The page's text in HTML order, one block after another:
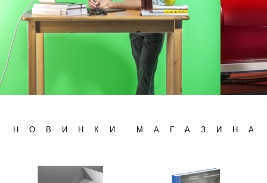
Н О В И Н К И М А Г А З И Н А